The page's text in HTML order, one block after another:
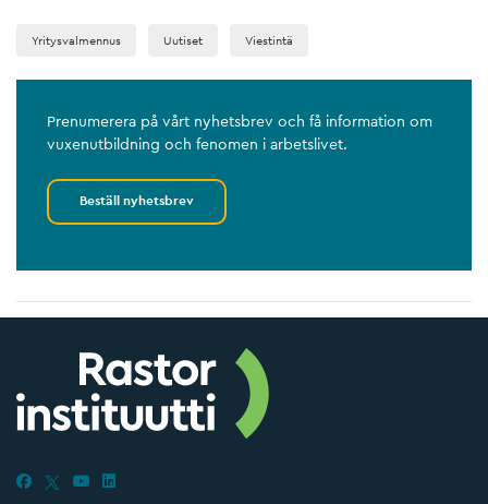
Yritysvalmennus Uutiset Viestintä
Prenumerera på vårt nyhetsbrev och få information om
vuxenutbildning och fenomen i arbetslivet.
Beställ nyhetsbrev